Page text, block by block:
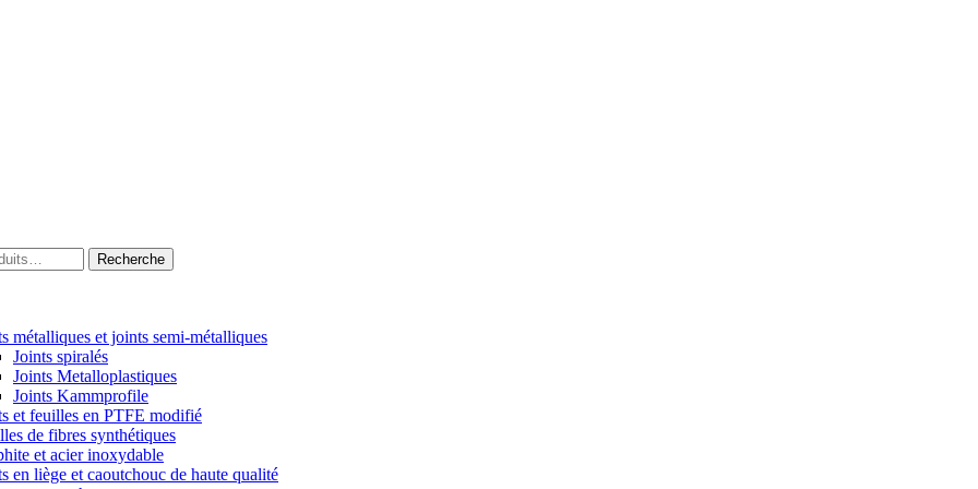
Recherche
métalliques et joints semi-métalliques
Joints spiralés
Joints Metalloplastiques
Joints Kammprofile
et feuilles en PTFE modifié
de fibres synthétiques
et acier inoxydable
en liège et caoutchouc de haute qualité